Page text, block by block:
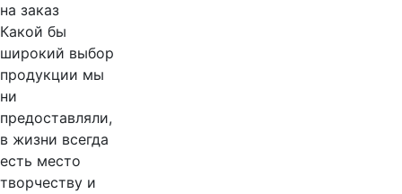
на заказ
Какой бы
широкий выбор
продукции мы
ни
предоставляли,
в жизни всегда
есть место
творчеству и